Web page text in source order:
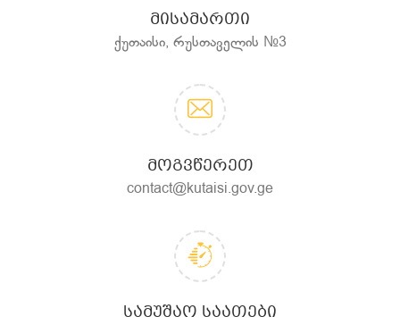
ᲛᲘᲡᲐᲛᲐᲠᲗᲘ
ქუთაისი, რუსთაველის №3
ᲛᲝᲒᲕᲬᲔᲠᲔᲗ
contact@kutaisi.gov.ge
ᲡᲐᲛᲣᲨᲐᲝ ᲡᲐᲐᲗᲔᲑᲘ